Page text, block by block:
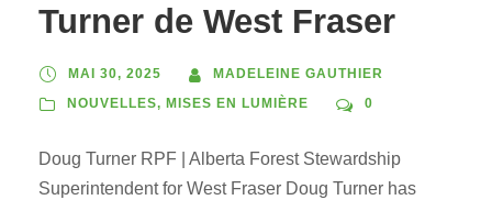
Turner de West Fraser
MAI 30, 2025
MADELEINE GAUTHIER
NOUVELLES, MISES EN LUMIÈRE 0
Doug Turner RPF | Alberta Forest Stewardship
Superintendent for West Fraser Doug Turner has